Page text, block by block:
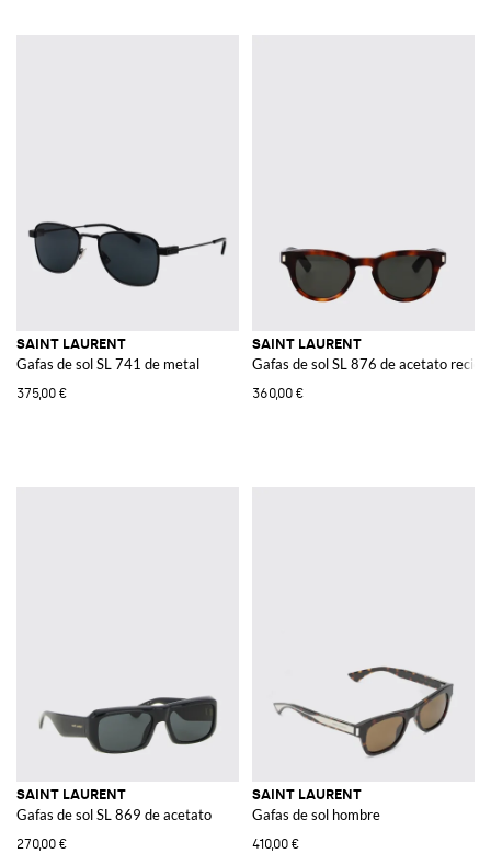
SAINT LAURENT
Gafas de sol SL 741 de metal
375,00 €
SAINT LAURENT
Gafas de sol SL 876 de acetato
360,00 €
SAINT LAURENT
Gafas de sol SL 869 de acetato
270,00 €
SAINT LAURENT
Gafas de sol hombre
410,00 €